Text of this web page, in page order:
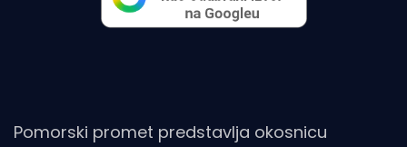
Pomorski promet predstavlja okosnicu